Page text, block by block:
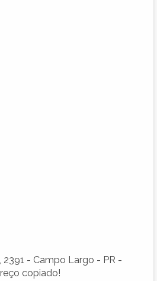
2391 - Campo Largo - PR -
copiado!